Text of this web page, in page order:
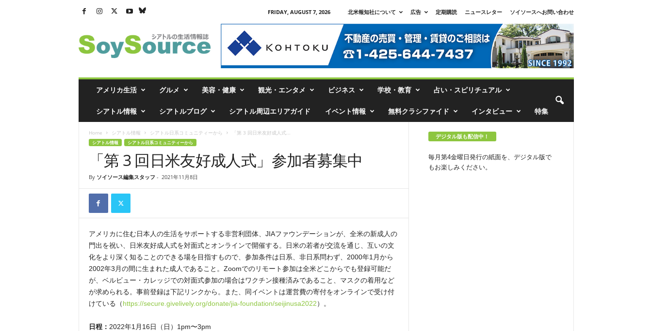
FRIDAY, AUGUST 7, 2026 北米報知社について 広告 定期購読 ニュースレター
ソイソースへお問い合わせ
ト
ル
アメリカ生活 グルメ 美容・健康 観光・エンタメ ビジネス 学校・教育 占い・スピリチュアル
シアトル情報 シアトルブログ シアトル周辺エリアガイド イベント情報 無料クラシファイド インタビュー 特集
Home シアトル情報 シアトル日系コミュニティーから 「第 3 回日米友好成人式...
シアトル情報 シアトル日系コミュニティーから
「第 3 回日米友好成人式」参加者募集中
By ソイソース編集スタッフ - 2021年11月8日
アメリカに住む日本人の生活をサポートする非営利団体、JIAファウンデーションが、全米の新成人の
門出を祝い、日米友好成人式を対面式とオンラインで開催する。日米の若者が交流を通じ、互いの文
化をより深く知ることのできる場を目指すもので、参加条件は日系、非日系問わず、2000年1月から
2002年3月の間に生まれた成人であること。Zoomでのリモート参加は全米どこからでも登録可能だ
が、ベルビュー・カレッジでの対面式参加の場合はワクチン接種済みであること、マスクの着用など
が求められる。事前登録は下記リンクから。また、同イベントは運営費の寄付をオンラインで受け付
けている（https://secure.givelively.org/donate/jia-foundation/seijinusa2022）。
日程： 2022年1月16日（日）1pm〜3pm
デジタル版も配信中！
毎月第4金曜日発行の紙面を、デジタル版で
もお楽しみください。